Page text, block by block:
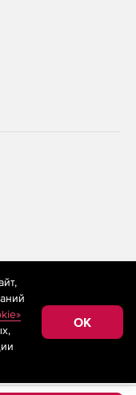
применяются
технологии
к
Федерации)
OK